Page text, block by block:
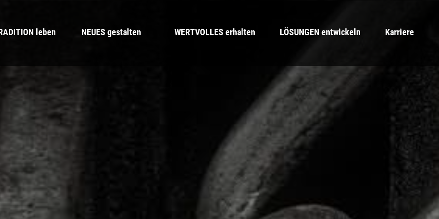
leben NEUES gestalten WERTVOLLES erhalten LÖSUNGEN entwickeln Karriere